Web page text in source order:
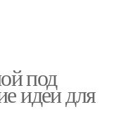
под
идеи для